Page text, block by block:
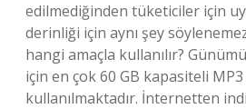
edilmediğinden tüketiciler için
derinliği için aynı şey
hangi amaçla kullanılır?
için en çok 60 GB kapasiteli
kullanılmaktadır. İnternetten